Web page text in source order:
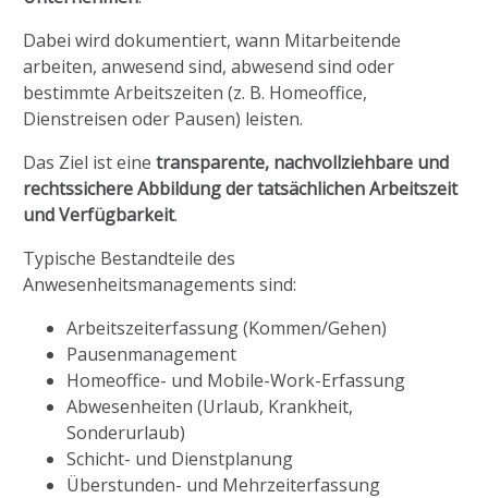
Dabei wird dokumentiert, wann Mitarbeitende
arbeiten, anwesend sind, abwesend sind oder
bestimmte Arbeitszeiten (z. B. Homeoffice,
Dienstreisen oder Pausen) leisten.
Das Ziel ist einetransparente, nachvollziehbare und
rechtssichere Abbildung der tatsächlichen Arbeitszeit
und Verfügbarkeit.
Typische Bestandteile des
Anwesenheitsmanagements sind:
Arbeitszeiterfassung (Kommen/Gehen)
Pausenmanagement
Homeoffice- und Mobile-Work-Erfassung
Abwesenheiten (Urlaub, Krankheit,
Sonderurlaub)
Schicht- und Dienstplanung
Überstunden- und Mehrzeiterfassung